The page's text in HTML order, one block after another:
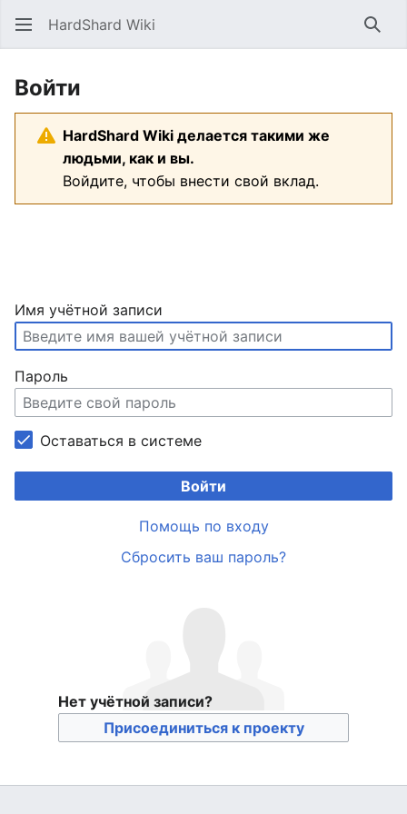
HardShard Wiki
Войти
HardShard Wiki делается такими же
людьми, как и вы.
Войдите, чтобы внести свой вклад.
Имя учётной записи
Пароль
Оставаться в системе
Войти
Помощь по входу
Сбросить ваш пароль?
Нет учётной записи?
Присоединиться к проекту